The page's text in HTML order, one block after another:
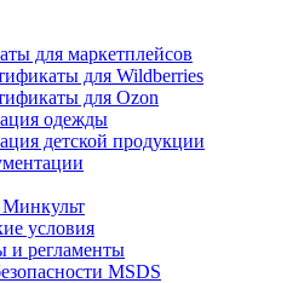
для маркетплейсов
для Wildberries
для Ozon
одежды
детской продукции
условия
и регламенты
MSDS